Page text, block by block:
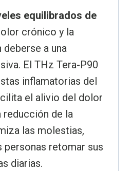
equilibrados de
crónico y la
deberse a una
El THz Tera-P90
inflamatorias del
el alivio del dolor
reducción de la
las molestias,
personas retomar sus
diarias.